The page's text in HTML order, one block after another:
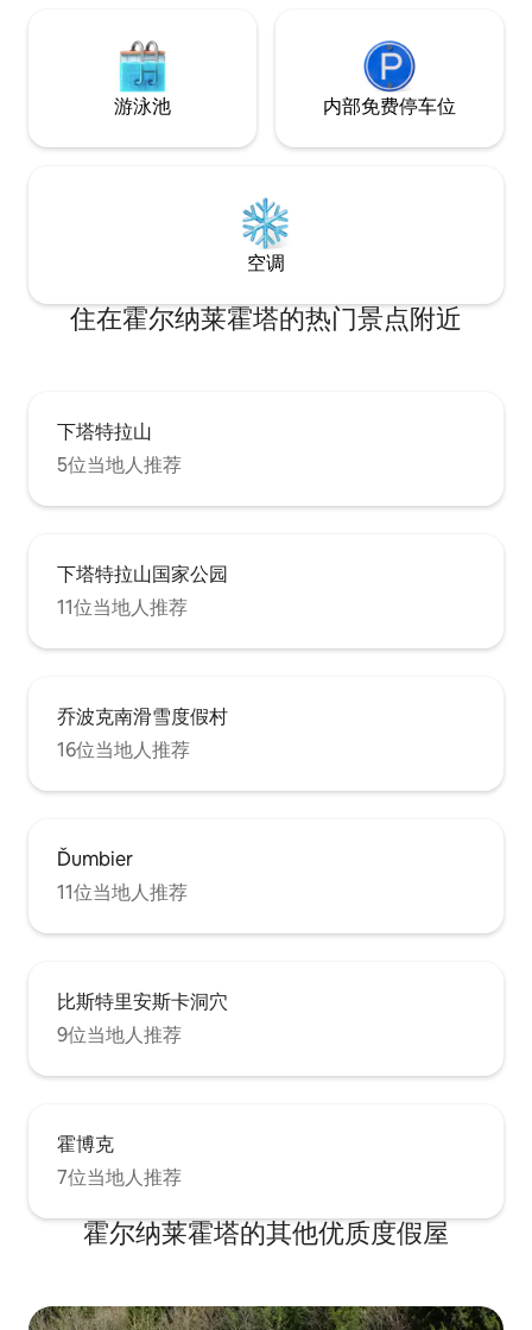
游泳池 内部免费停车位
空调
住在霍尔纳莱霍塔的热门景点附近
下塔特拉山
5位当地人推荐
下塔特拉山国家公园
11位当地人推荐
乔波克南滑雪度假村
16位当地人推荐
Ďumbier
11位当地人推荐
比斯特里安斯卡洞穴
9位当地人推荐
霍博克
7位当地人推荐
霍尔纳莱霍塔的其他优质度假屋